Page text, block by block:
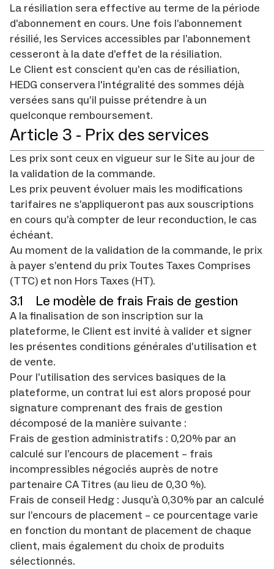
La résiliation sera effective au terme de la période
d’abonnement en cours. Une fois l’abonnement
résilié, les Services accessibles par l’abonnement
cesseront à la date d’effet de la résiliation.
Le Client est conscient qu’en cas de résiliation,
HEDG conservera l'intégralité des sommes déjà
versées sans qu’il puisse prétendre à un
quelconque remboursement.
Article 3 - Prix des services
Les prix sont ceux en vigueur sur le Site au jour de
la validation de la commande.
Les prix peuvent évoluer mais les modifications
tarifaires ne s’appliqueront pas aux souscriptions
en cours qu’à compter de leur reconduction, le cas
échéant.
Au moment de la validation de la commande, le prix
à payer s’entend du prix Toutes Taxes Comprises
(TTC) et non Hors Taxes (HT).
3.1 Le modèle de frais Frais de gestion
A la finalisation de son inscription sur la
plateforme, le Client est invité à valider et signer
les présentes conditions générales d’utilisation et
de vente.
Pour l’utilisation des services basiques de la
plateforme, un contrat lui est alors proposé pour
signature comprenant des frais de gestion
décomposé de la manière suivante :
Frais de gestion administratifs : 0,20% par an
calculé sur l’encours de placement – frais
incompressibles négociés auprès de notre
partenaire CA Titres (au lieu de 0,30 %).
Frais de conseil Hedg : Jusqu’à 0,30% par an calculé
sur l’encours de placement – ce pourcentage varie
en fonction du montant de placement de chaque
client, mais également du choix de produits
sélectionnés.